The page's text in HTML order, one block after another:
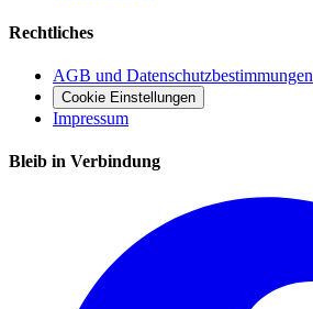
Rechtliches
AGB und Datenschutzbestimmungen
Cookie Einstellungen
Impressum
Bleib in Verbindung